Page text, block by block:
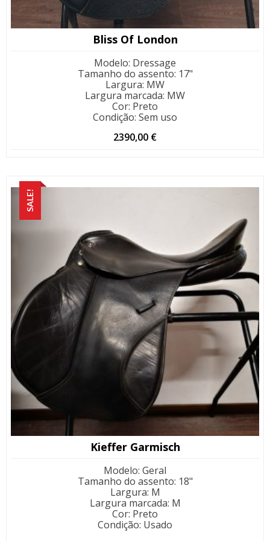
Bliss Of London
Modelo: Dressage
Tamanho do assento: 17"
Largura: MW
Largura marcada: MW
Cor: Preto
Condição: Sem uso
2390,00 €
SALE!
Kieffer Garmisch
Modelo: Geral
Tamanho do assento: 18"
Largura: M
Largura marcada: M
Cor: Preto
Condição: Usado